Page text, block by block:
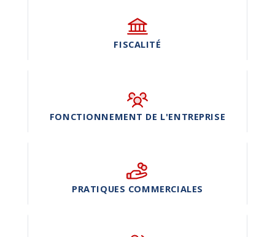
FISCALITÉ
FONCTIONNEMENT DE L'ENTREPRISE
PRATIQUES COMMERCIALES